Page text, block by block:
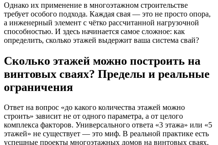
Однако их применение в многоэтажном строительстве
требует особого подхода. Каждая свая — это не просто опора,
а инженерный элемент с чётко рассчитанной нагрузочной
способностью. И здесь начинается самое сложное: как
определить, сколько этажей выдержит ваша система свай?
Сколько этажей можно построить на
винтовых сваях? Пределы и реальные
ограничения
Ответ на вопрос «до какого количества этажей можно
строить» зависит не от одного параметра, а от целого
комплекса факторов. Универсального ответа «3 этажа» или «5
этажей» не существует — это миф. В реальной практике есть
успешные проекты многоэтажных домов на винтовых сваях,